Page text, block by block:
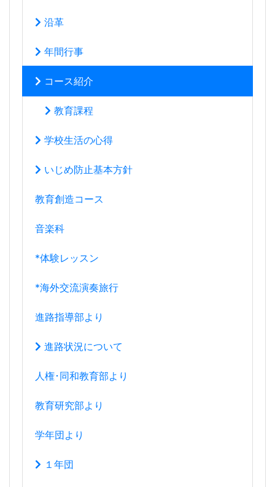
沿革
年間行事
コース紹介
教育課程
学校生活の心得
いじめ防止基本方針
教育創造コース
音楽科
*体験レッスン
*海外交流演奏旅行
進路指導部より
進路状況について
人権･同和教育部より
教育研究部より
学年団より
１年団